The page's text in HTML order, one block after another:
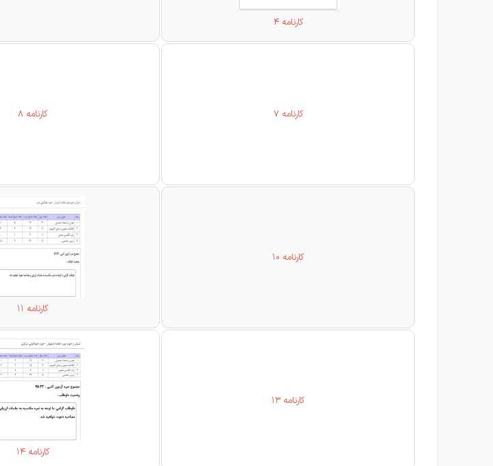
کارنامه 4
کارنامه 7 کارنامه 8
کارنامه 10
کارنامه 11
کارنامه 13
کارنامه 14